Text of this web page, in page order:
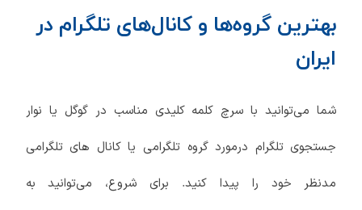
بهترین گروه‌ها و کانال‌های تلگرام در
ایران
شما می‌توانید با سرچ کلمه کلیدی مناسب در گوگل یا نوار
جستجوی تلگرام درمورد گروه تلگرامی یا کانال های تلگرامی
مدنظر خود را پیدا کنید. برای شروع، می‌توانید به